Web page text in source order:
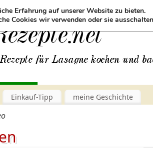
Einkauf-Tipp meine Geschichte
Erfahrung auf unserer Website zu bieten.
Cookies wir verwenden oder sie